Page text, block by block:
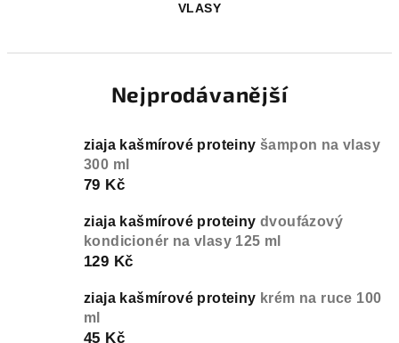
VLASY
Nejprodávanější
ziaja kašmírové proteiny šampon na vlasy
300 ml
79 Kč
ziaja kašmírové proteiny dvoufázový
kondicionér na vlasy 125 ml
129 Kč
ziaja kašmírové proteiny krém na ruce 100
ml
45 Kč